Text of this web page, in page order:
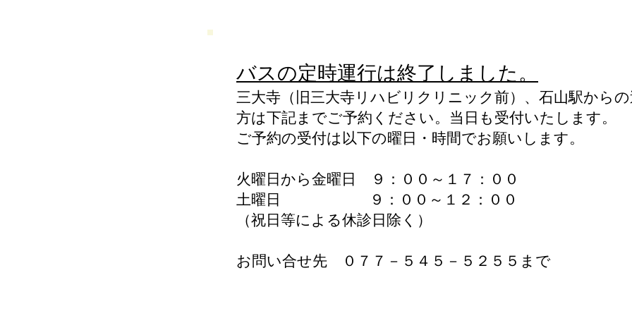
バスの定時運行は終了しました。
三大寺（旧三大寺リハビリクリニック前）、石山駅から
方は下記までご予約ください。当日も受付いたします。
ご予約の受付は以下の曜日・時間でお願いします。
火曜日から金曜日 ９：００～１７：００
土曜日 ９：００～１２：００
（祝日等による休診日除く）
お問い合せ先 ０７７－５４５－５２５５まで